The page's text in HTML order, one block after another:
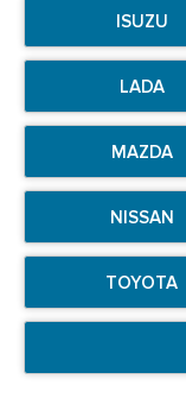
ISUZU
LADA
MAZDA
NISSAN
TOYOTA